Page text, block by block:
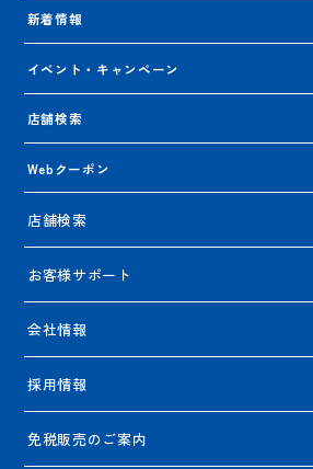
新着情報
イベント・キャンペーン
店舗検索
Webクーポン
店舗検索
お客様サポート
会社情報
採用情報
免税販売のご案内